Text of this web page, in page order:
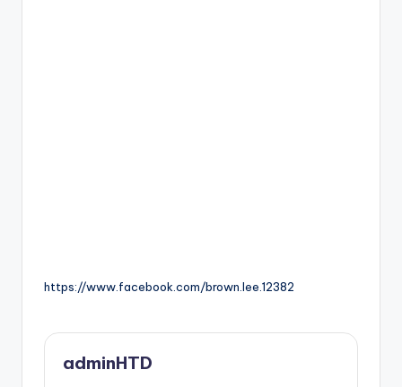
https://www.facebook.com/brown.lee.12382
adminHTD